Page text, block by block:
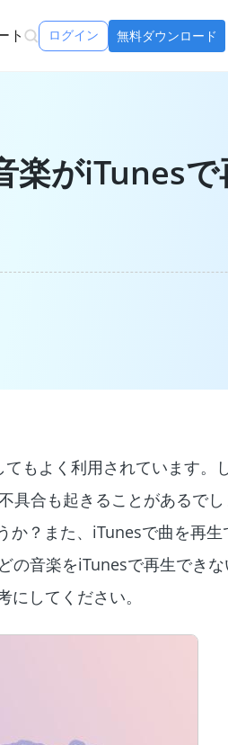
ト ログイン 無料ダウンロード
楽がiTunesで
もよく利用されています。
具合も起きることがあるでし
か？また、iTunesで曲を再生
の音楽をiTunesで再生でき
してください。